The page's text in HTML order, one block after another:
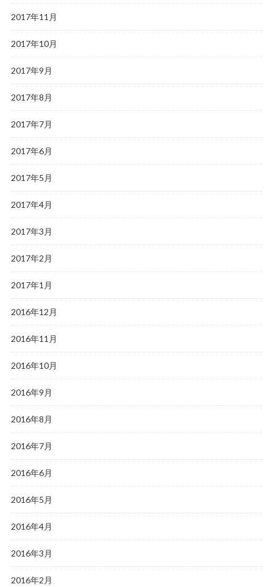
2017年11月
2017年10月
2017年9月
2017年8月
2017年7月
2017年6月
2017年5月
2017年4月
2017年3月
2017年2月
2017年1月
2016年12月
2016年11月
2016年10月
2016年9月
2016年8月
2016年7月
2016年6月
2016年5月
2016年4月
2016年3月
2016年2月